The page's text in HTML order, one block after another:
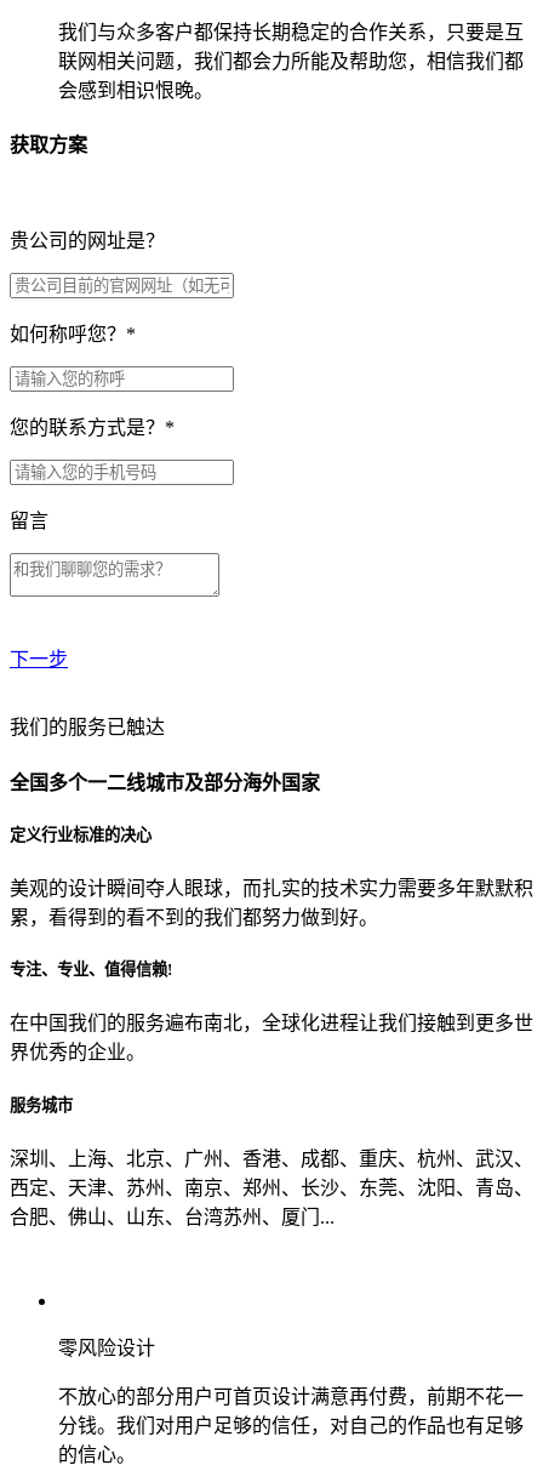
我们与众多客户都保持长期稳定的合作关系，只要是互
联网相关问题，我们都会力所能及帮助您，相信我们都
会感到相识恨晚。
获取方案
贵公司的网址是？
如何称呼您？ *
您的联系方式是？ *
留言
下一步
贵公司预算范围是？
贵公司的团队规模是？
目前主要的营销渠道是？
我们的服务已触达
全国多个一二线城市及部分海外国家
定义行业标准的决心
美观的设计瞬间夺人眼球，而扎实的技术实力需要多年默默积
累，看得到的看不到的我们都努力做到好。
专注、专业、值得信赖!
在中国我们的服务遍布南北，全球化进程让我们接触到更多世
界优秀的企业。
服务城市
深圳、上海、北京、广州、香港、成都、重庆、杭州、武汉、
西定、天津、苏州、南京、郑州、长沙、东莞、沈阳、青岛、
合肥、佛山、山东、台湾苏州、厦门...
零风险设计
不放心的部分用户可首页设计满意再付费，前期不花一
分钱。我们对用户足够的信任，对自己的作品也有足够
的信心。